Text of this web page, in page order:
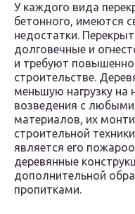
У каждого вида
бетонного, имеются
недостатки.
долговечные и
и требуют
строительстве.
меньшую нагрузку на
возведения с
материалов, их
строительной
является его
деревянные
дополнительной
пропитками.